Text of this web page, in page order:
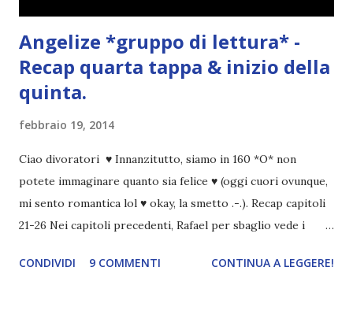
Angelize *gruppo di lettura* -
Recap quarta tappa & inizio della
quinta.
febbraio 19, 2014
Ciao divoratori ♥ Innanzitutto, siamo in 160 *O* non
potete immaginare quanto sia felice ♥ (oggi cuori ovunque,
mi sento romantica lol ♥ okay, la smetto .-.). Recap capitoli
21-26 Nei capitoli precedenti, Rafael per sbaglio vede i
incontrano e Hesediel mostra loro come combattere i puri.
CONDIVIDI 9 COMMENTI CONTINUA A LEGGERE!